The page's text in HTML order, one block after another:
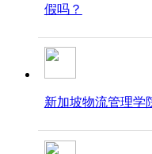
假吗？
新加坡物流管理学